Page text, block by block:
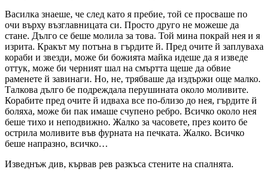
Василка знаеше, че след като я пребие, той се просваше по
очи върху възглавницата си. Просто друго не можеше да
стане. Дълго се беше молила за това. Той мина покрай нея и я
изрита. Кракът му потъна в гърдите й. Пред очите й заплуваха
кораби и звезди, може би божията майка идеше да я изведе
оттук, може би черният шал на смъртта щеше да обвие
раменете й завинаги. Но, не, трябваше да издържи още малко.
Талкова дълго бе подреждала перушината около моливите.
Корабите пред очите й идваха все по-близо до нея, гърдите й
боляха, може би пак имаше счупено ребро. Всичко около нея
беше тихо и неподвижно. Жалко за часовете, през които бе
острила моливите във фурната на печката. Жалко. Всичко
беше напразно, всичко…
Изведнъж див, кървав рев разкъса стените на спалнята.